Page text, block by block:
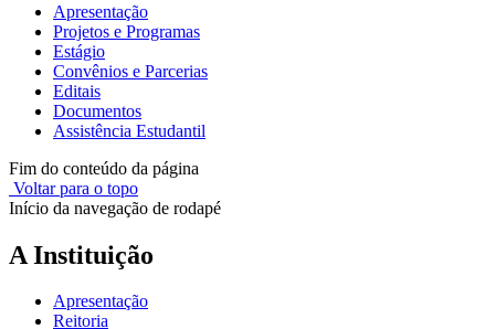
Apresentação
Projetos e Programas
Estágio
Convênios e Parcerias
Editais
Documentos
Assistência Estudantil
Fim do conteúdo da página
Voltar para o topo
Início da navegação de rodapé
A Instituição
Apresentação
Reitoria